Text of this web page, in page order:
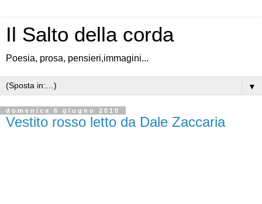
Il Salto della corda
Poesia, prosa, pensieri,immagini...
▼
domenica 6 giugno 2010
Vestito rosso letto da Dale Zaccaria